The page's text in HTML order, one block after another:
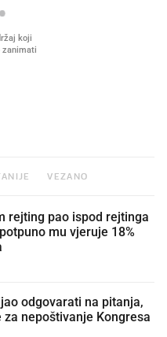
VEZANO
rejting pao ispod rejtinga
mu vjeruje 18%
odgovarati na pitanja,
za nepoštivanje Kongresa